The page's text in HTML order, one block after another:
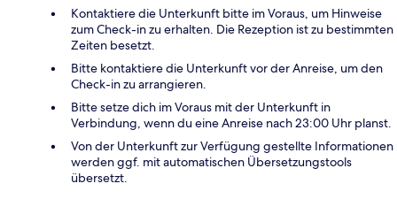
Kontaktiere die Unterkunft bitte im Voraus, um Hinweise
zum Check-in zu erhalten. Die Rezeption ist zu bestimmten
Zeiten besetzt.
Bitte kontaktiere die Unterkunft vor der Anreise, um den
Check-in zu arrangieren.
Bitte setze dich im Voraus mit der Unterkunft in
Verbindung, wenn du eine Anreise nach 23:00 Uhr planst.
Von der Unterkunft zur Verfügung gestellte Informationen
werden ggf. mit automatischen Übersetzungstools
übersetzt.